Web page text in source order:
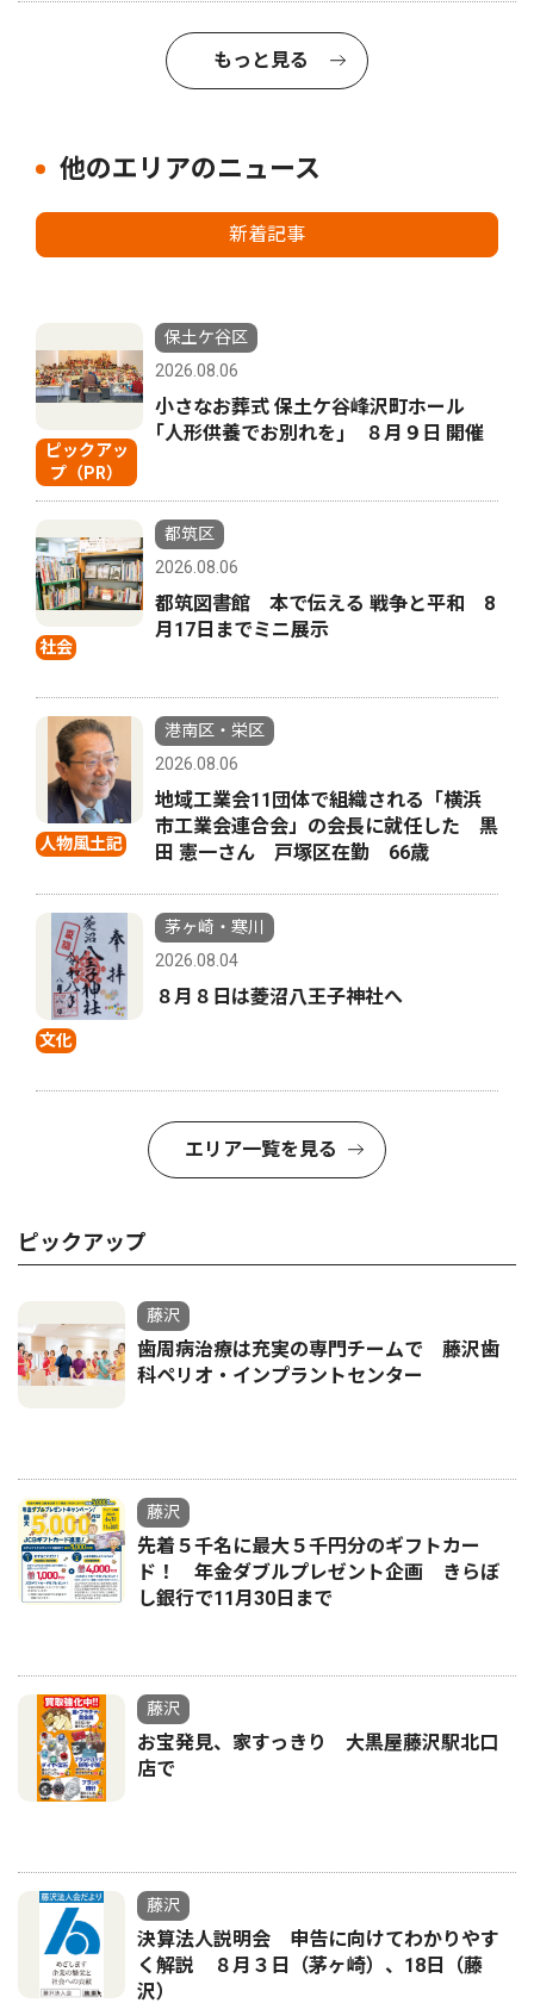
もっと見る
他のエリアのニュース
新着記事
ピックアッ
プ（PR）
保土ケ谷区
2026.08.06
小さなお葬式 保土ケ谷峰沢町ホール
｢人形供養でお別れを｣ ８月９日 開催
社会
都筑区
2026.08.06
都筑図書館 本で伝える 戦争と平和 8
月17日までミニ展示
人物風土記
港南区・栄区
2026.08.06
地域工業会11団体で組織される「横浜
市工業会連合会」の会長に就任した 黒
田 憲一さん 戸塚区在勤 66歳
文化
茅ヶ崎・寒川
2026.08.04
８月８日は菱沼八王子神社へ
エリア一覧を見る
ピックアップ
藤沢
歯周病治療は充実の専門チームで 藤沢歯
科ペリオ・インプラントセンター
藤沢
先着５千名に最大５千円分のギフトカー
ド！ 年金ダブルプレゼント企画 きらぼ
し銀行で11月30日まで
藤沢
お宝発見、家すっきり 大黒屋藤沢駅北口
店で
藤沢
決算法人説明会 申告に向けてわかりやす
く解説 ８月３日（茅ヶ崎）、18日（藤
沢）